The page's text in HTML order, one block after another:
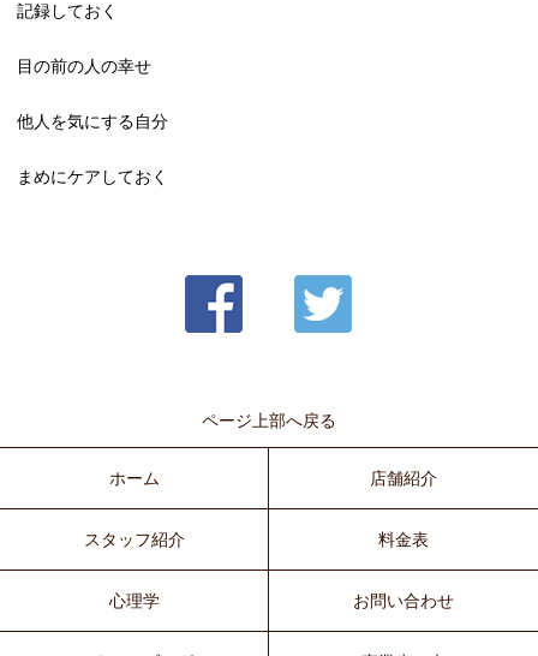
記録しておく
目の前の人の幸せ
他人を気にする自分
まめにケアしておく
ページ上部へ戻る
ホーム 店舗紹介
スタッフ紹介 料金表
心理学 お問い合わせ